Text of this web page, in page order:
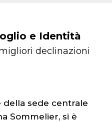
e Identità
declinazioni
della sede centrale
Sommelier, si è